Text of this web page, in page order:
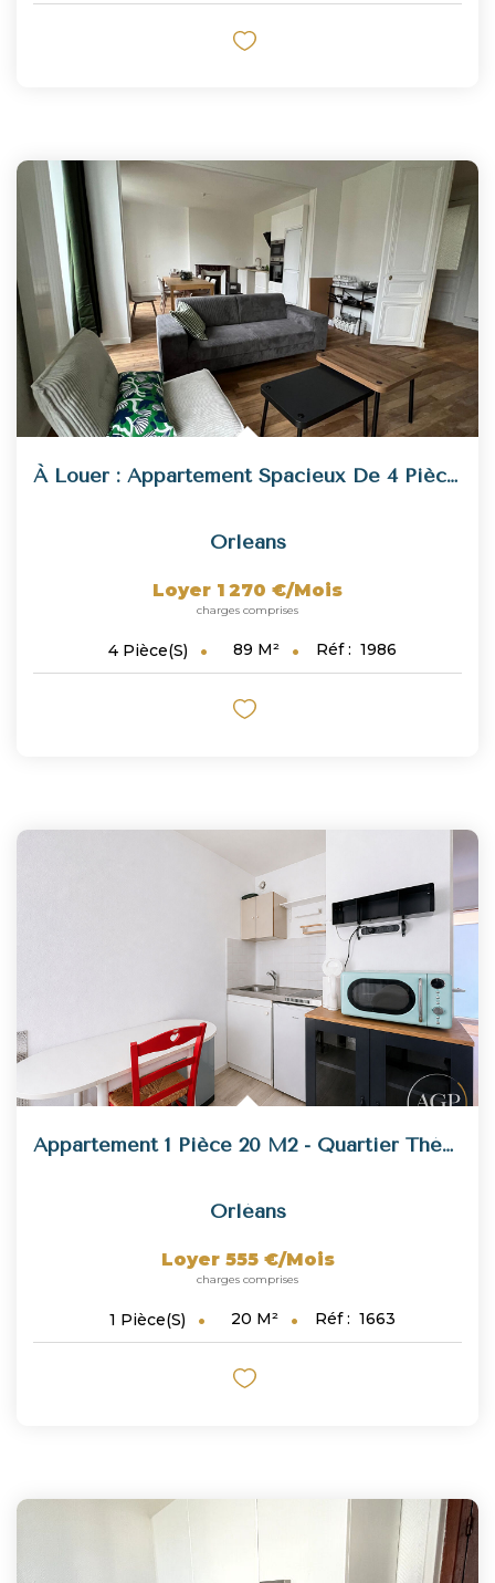
À Louer : Appartement Spacieux De 4 Pièces À Orléans
Orleans
Loyer 1 270 €/mois
charges comprises
4 Pièce(s) 89 M² Réf : 1986
Appartement 1 Pièce 20 M2 - Quartier Théâtre
Orléans
Loyer 555 €/mois
charges comprises
1 Pièce(s) 20 M² Réf : 1663